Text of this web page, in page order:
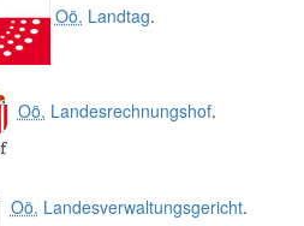
Oö. Landtag.
Oö. Landesrechnungshof.
Oö. Landesverwaltungsgericht.